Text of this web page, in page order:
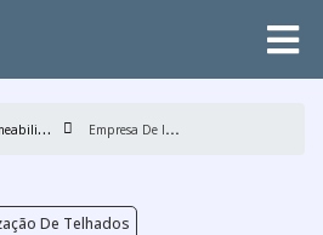
I
mpermeabilização E
mpresa De Impermeabilização Com Manta Asfáltica
De Telhados